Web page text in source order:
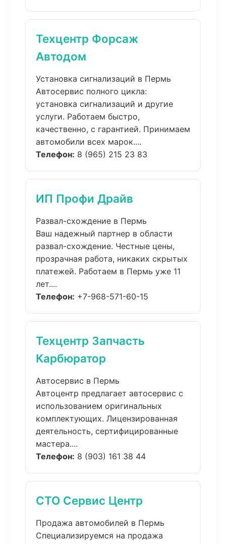
Техцентр Форсаж
Автодом
Установка сигнализаций в Пермь
Автосервис полного цикла:
установка сигнализаций и другие
услуги. Работаем быстро,
качественно, с гарантией. Принимаем
автомобили всех марок....
Телефон: 8 (965) 215 23 83
ИП Профи Драйв
Развал-схождение в Пермь
Ваш надежный партнер в области
развал-схождение. Честные цены,
прозрачная работа, никаких скрытых
платежей. Работаем в Пермь уже 11
лет....
Телефон: +7-968-571-60-15
Техцентр Запчасть
Карбюратор
Автосервис в Пермь
Автоцентр предлагает автосервис с
использованием оригинальных
комплектующих. Лицензированная
деятельность, сертифицированные
мастера....
Телефон: 8 (903) 161 38 44
СТО Сервис Центр
Продажа автомобилей в Пермь
Специализируемся на продажа